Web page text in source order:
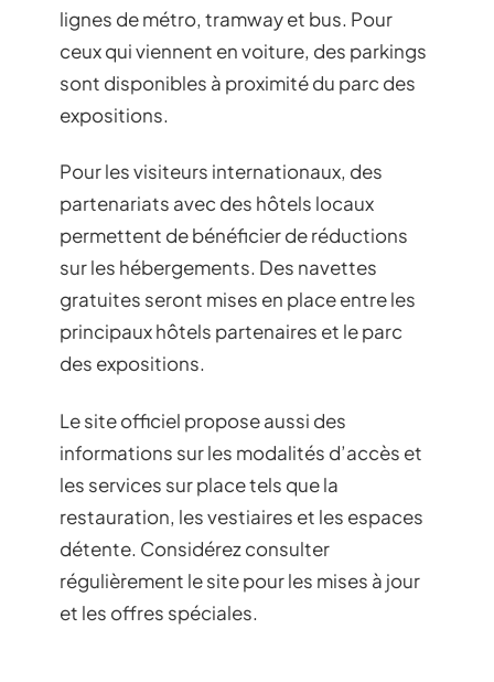
lignes de métro, tramway et bus. Pour
ceux qui viennent en voiture, des parkings
sont disponibles à proximité du parc des
expositions.
Pour les visiteurs internationaux, des
partenariats avec des hôtels locaux
permettent de bénéficier de réductions
sur les hébergements. Des navettes
gratuites seront mises en place entre les
principaux hôtels partenaires et le parc
des expositions.
Le site officiel propose aussi des
informations sur les modalités d’accès et
les services sur place tels que la
restauration, les vestiaires et les espaces
détente. Considérez consulter
régulièrement le site pour les mises à jour
et les offres spéciales.